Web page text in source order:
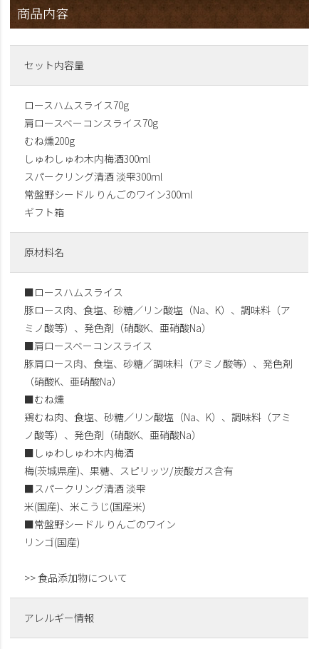
商品内容
セット内容量
ロースハムスライス70g
肩ロースベーコンスライス70g
むね燻200g
しゅわしゅわ木内梅酒300ml
スパークリング清酒 淡雫300ml
常盤野シードル りんごのワイン300ml
ギフト箱
原材料名
■ロースハムスライス
豚ロース肉、食塩、砂糖／リン酸塩（Na、K）、調味料（ア
ミノ酸等）、発色剤（硝酸K、亜硝酸Na）
■肩ロースベーコンスライス
豚肩ロース肉、食塩、砂糖／調味料（アミノ酸等）、発色剤
（硝酸K、亜硝酸Na）
■むね燻
鶏むね肉、食塩、砂糖／リン酸塩（Na、K）、調味料（アミ
ノ酸等）、発色剤（硝酸K、亜硝酸Na）
■しゅわしゅわ木内梅酒
梅(茨城県産)、果糖、スピリッツ/炭酸ガス含有
■スパークリング清酒 淡雫
米(国産)、米こうじ(国産米)
■常盤野シードル りんごのワイン
リンゴ(国産)
>> 食品添加物について
アレルギー情報